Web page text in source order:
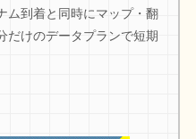
ム到着と同時にマップ・翻
だけのデータプランで短期